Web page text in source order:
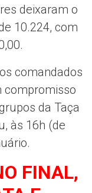
deixaram o
10.224, com
comandados
compromisso
da Taça
às 16h (de
FINAL,